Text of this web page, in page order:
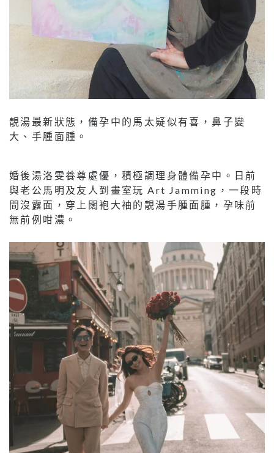
靚湯最新狀態，備孕中的馬太疑似有喜，鼻子變
大、手腫面腫。
婚後湯洛雯養尊處優，積極調理身體備孕中。日前
與老公馬明及友人到畫室玩 Art Jamming，一段時
間沒露面，穿上闊袍大袖的靚湯手腫面腫，孕味前
無前例咁濃。